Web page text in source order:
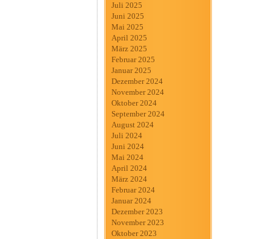
Juli 2025
Juni 2025
Mai 2025
April 2025
März 2025
Februar 2025
Januar 2025
Dezember 2024
November 2024
Oktober 2024
September 2024
August 2024
Juli 2024
Juni 2024
Mai 2024
April 2024
März 2024
Februar 2024
Januar 2024
Dezember 2023
November 2023
Oktober 2023